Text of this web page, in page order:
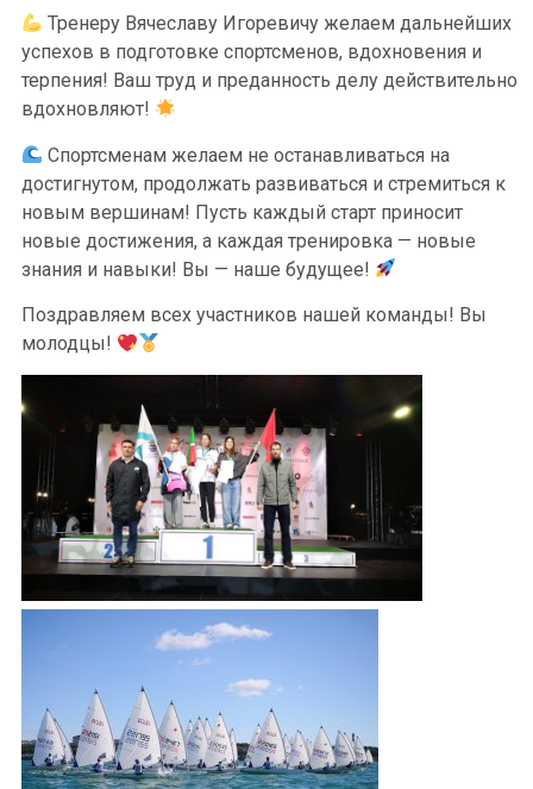
Тренеру Вячеславу Игоревичу желаем дальнейших
успехов в подготовке спортсменов, вдохновения и
терпения! Ваш труд и преданность делу действительно
вдохновляют!
Спортсменам желаем не останавливаться на
достигнутом, продолжать развиваться и стремиться к
новым вершинам! Пусть каждый старт приносит
новые достижения, а каждая тренировка — новые
знания и навыки! Вы — наше будущее!
Поздравляем всех участников нашей команды! Вы
молодцы!